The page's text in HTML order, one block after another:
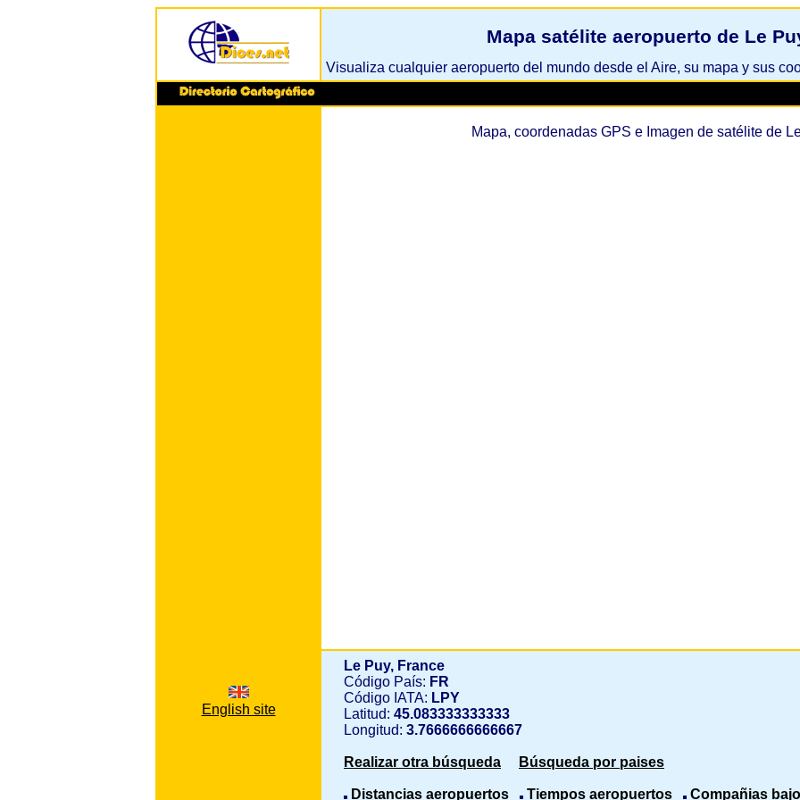
Mapa satélite aeropuerto de Le
Visualiza cualquier aeropuerto del mundo desde el Aire, su mapa y sus
English site
Mapa, coordenadas GPS e Imagen de satélite de
Le Puy, France
Código País: FR
Código IATA: LPY
Latitud: 45.083333333333
Longitud: 3.7666666666667
Realizar otra búsqueda Búsqueda por paises
Distancias aeropuertos Tiempos aeropuertos Compañias